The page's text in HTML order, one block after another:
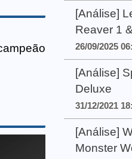
[Análise]
Reaver 1
26/09/2025
[Análise]
Deluxe
31/12/2021
[Análise]
Monster